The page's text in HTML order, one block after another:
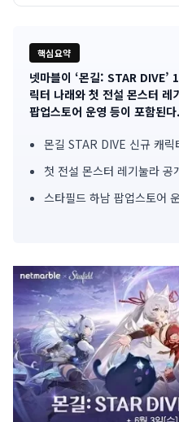
핵심요약
기
사
핵
심
넷마블이 ‘몬길: STAR DIVE’
릭터 나래와 첫 전설 몬스터
팝업스토어 운영 등이 포함된다.
몬길 STAR DIVE 신규 캐릭
첫 전설 몬스터 레기눌라 공
스타필드 하남 팝업스토어